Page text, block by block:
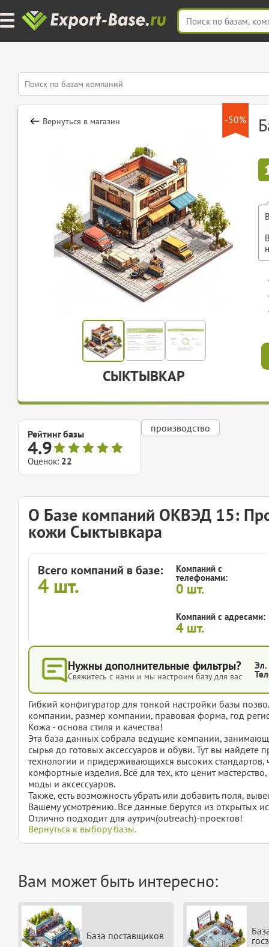
-50%
Вернуться в магазин
СЫКТЫВКАР
Рейтинг базы
4.9
Оценок: 22
производство
О Базе компаний ОКВЭД 15:
кожи Сыктывкара
Всего компаний в базе:
4 шт.
Компаний с
телефонами:
0 шт.
Компаний с адресами:
4 шт.
Нужны дополнительные фильтры?
Свяжитесь с нами и мы настроим базу для вас
Эл.
Гибкий конфигуратор для тонкой настройки базы
компании, размер компании, правовая форма, год
Кожа - основа стиля и качества!
Эта база данных собрала ведущие компании,
сырья до готовых аксессуаров и обуви. Тут вы
технологии и придерживающихся высоких стандартов,
комфортные изделия. Всё для тех, кто ценит
моды и аксессуаров.
Также, есть возможность убрать или добавить поля,
Вашему усмотрению. Все данные берутся из открытых
Отлично подходит для аутрич(outreach)-проектов!
Вернуться к выбору базы.
Вам может быть интересно:
База поставщиков